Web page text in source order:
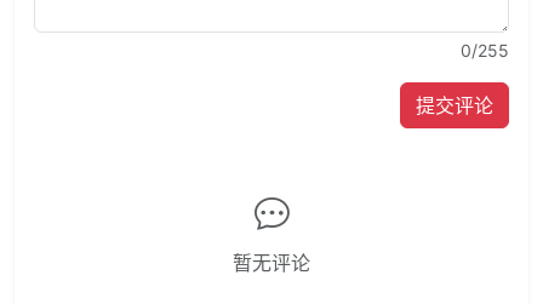
0/255
提交评论
暂无评论